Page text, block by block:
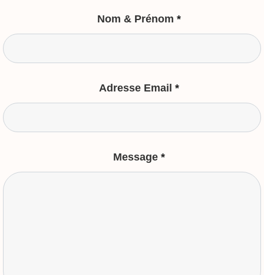
Nom & Prénom *
Adresse Email *
Message *